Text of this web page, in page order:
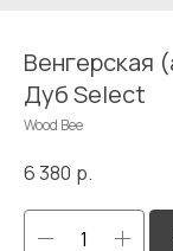
Венгерская
Дуб Select
Wood Bee
6 380 р.